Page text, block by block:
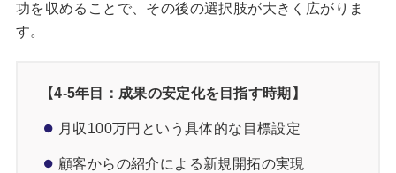
功を収めることで、その後の選択肢が大きく広がりま
す。
【4-5年目： 成果の安定化を目指す時期】
月収100万円という具体的な目標設定
顧客からの紹介による新規開拓の実現